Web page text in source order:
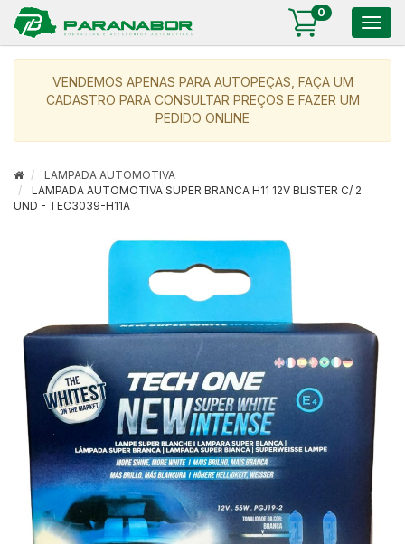
0
VENDEMOS APENAS PARA AUTOPEÇAS, FAÇA UM
CADASTRO PARA CONSULTAR PREÇOS E FAZER UM
PEDIDO ONLINE
LAMPADA AUTOMOTIVA
LAMPADA AUTOMOTIVA SUPER BRANCA H11 12V BLISTER C/ 2
UND - TEC3039-H11A